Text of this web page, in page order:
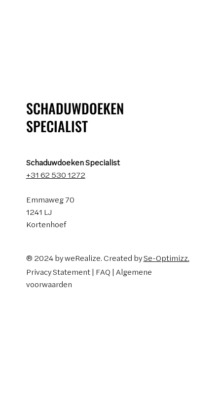
SCHADUWDOEKEN
SPECIALIST
Schaduwdoeken Specialist
+31 62 530 1272
Emmaweg 70
1241 LJ
Kortenhoef
® 2024 by weRealize. Created bySe-Optimizz.
Privacy Statement | FAQ | Algemene
voorwaarden